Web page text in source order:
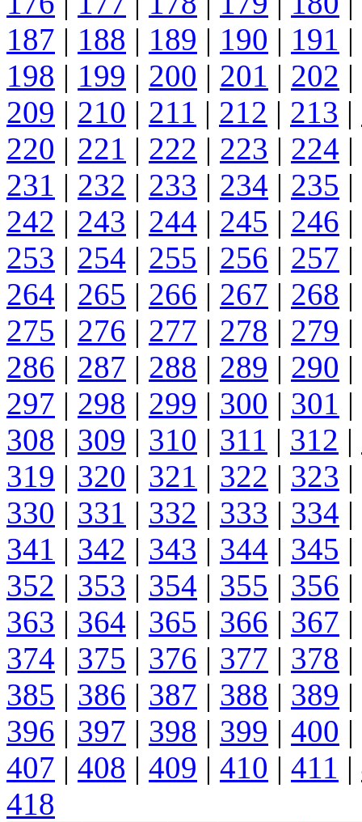
187 | 188 | 189 | 190 | 191 |
198 | 199 | 200 | 201 | 202 |
209 | 210 | 211 | 212 | 213 |
220 | 221 | 222 | 223 | 224 |
231 | 232 | 233 | 234 | 235 |
242 | 243 | 244 | 245 | 246 |
253 | 254 | 255 | 256 | 257 |
264 | 265 | 266 | 267 | 268 |
275 | 276 | 277 | 278 | 279 |
286 | 287 | 288 | 289 | 290 |
297 | 298 | 299 | 300 | 301 |
308 | 309 | 310 | 311 | 312 |
319 | 320 | 321 | 322 | 323 |
330 | 331 | 332 | 333 | 334 |
341 | 342 | 343 | 344 | 345 |
352 | 353 | 354 | 355 | 356 |
363 | 364 | 365 | 366 | 367 |
374 | 375 | 376 | 377 | 378 |
385 | 386 | 387 | 388 | 389 |
396 | 397 | 398 | 399 | 400 |
407 | 408 | 409 | 410 | 411 |
418